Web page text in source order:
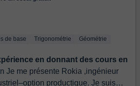
de base Trigonométrie Géométrie
en donnant des cours en
productique. Je suis